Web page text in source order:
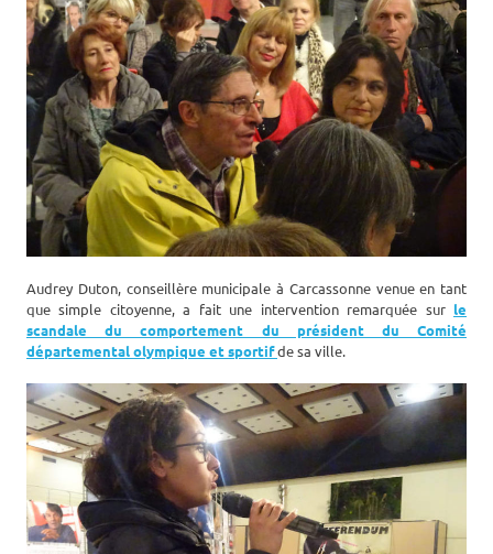
Audrey Duton, conseillère municipale à Carcassonne venue en tant
que simple citoyenne, a fait une intervention remarquée sur le
scandale du comportement du président du Comité
départemental olympique et sportifde sa ville.